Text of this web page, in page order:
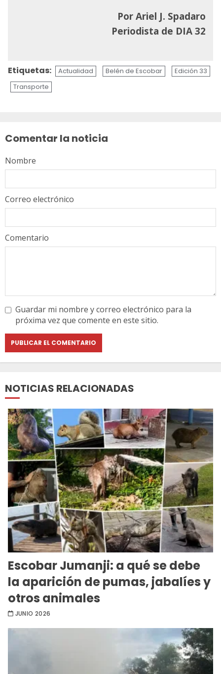
Por Ariel J. Spadaro
Periodista de DIA 32
Etiquetas: Actualidad Belén de Escobar
Edición 33
Transporte
Comentar la noticia
Comentario
Nombre
Correo electrónico
Guardar mi nombre y correo electrónico para la
próxima vez que comente en este sitio.
NOTICIAS RELACIONADAS
Escobar Jumanji: a qué se debe
la aparición de pumas, jabalíes y
otros animales
JUNIO 2026